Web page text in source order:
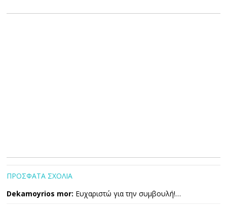
ΠΡΟΣΦΑΤΑ ΣΧΟΛΙΑ
Dekamoyrios mor: Ευχαριστώ για την συμβουλή!…